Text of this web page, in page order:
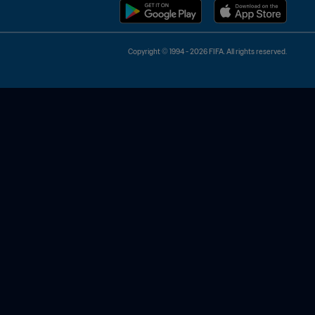
Copyright © 1994 - 2026 FIFA. All rights reserved.